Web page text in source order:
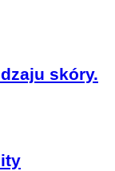
skóry.